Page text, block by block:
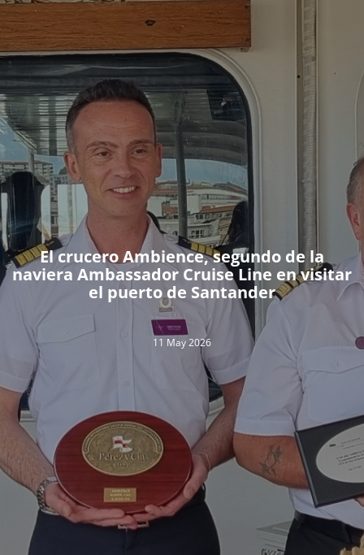
El crucero Ambience, segundo de la
naviera Ambassador Cruise Line en visitar
el puerto de Santander
11 May 2026